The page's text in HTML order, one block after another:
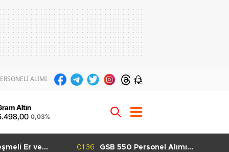
ALIMI 12
Altın
0,03%
Alımı
01:29
GSB 600 Personel Alımı Taban